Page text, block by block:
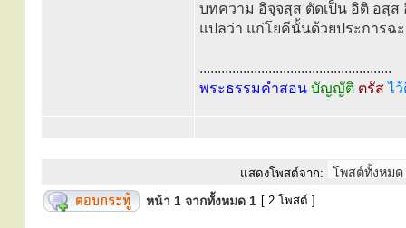
บทความ อิจฺจสฺส ตัดเป็น อิติ อสฺส
แปลว่า แก่โยคีนั้นด้วยประการฉ
.....................................................
พระธรรมคำสอน บัญญัติ ตรัสไ
แสดงโพสต์จาก:
หน้า 1 จากทั้งหมด 1 [ 2 โพสต์ ]